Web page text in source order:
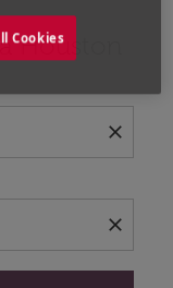
Houston
close
close
(origine e/o
Cookies